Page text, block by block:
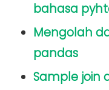
bahasa
Mengolah
pandas
Sample join